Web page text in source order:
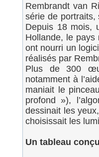
Rembrandt van
série de portraits,
Depuis 18 mois,
Hollande, le pays
ont nourri un
réalisés par
Plus de 300
notamment à
maniait le
profond »),
dessinait les
choisissait les
Un tableau